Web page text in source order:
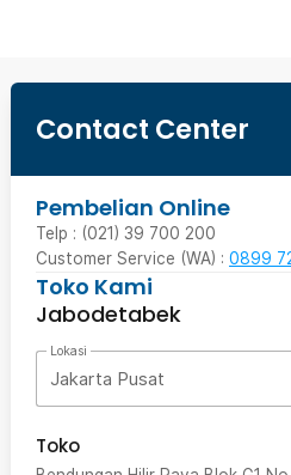
Contact Center
Pembelian Online
Telp : (021) 39 700 200
Customer Service (WA) : 0899
Toko Kami
Jabodetabek
Lokasi
Jakarta Pusat
Toko